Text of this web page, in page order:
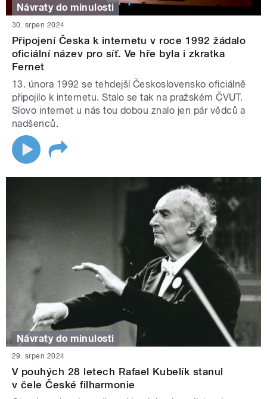
Návraty do minulosti
30. srpen 2024
Připojení Česka k internetu v roce 1992 žádalo
oficiální název pro síť. Ve hře byla i zkratka
Fernet
13. února 1992 se tehdejší Československo oficiálně
připojilo k internetu. Stalo se tak na pražském ČVUT.
Slovo internet u nás tou dobou znalo jen pár vědců a
nadšenců.
Návraty do minulosti
29. srpen 2024
V pouhých 28 letech Rafael Kubelík stanul
v čele České filharmonie